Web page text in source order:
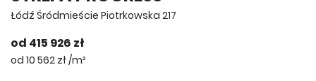
Łódź Śródmieście Piotrkowska 217
od 415 926 zł
od 10 562 zł /m²